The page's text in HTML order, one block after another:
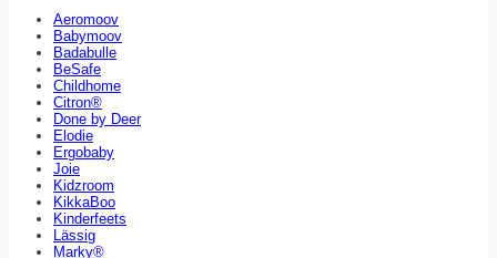
Aeromoov
Babymoov
Badabulle
BeSafe
Childhome
Citron®
Done by Deer
Elodie
Ergobaby
Joie
Kidzroom
KikkaBoo
Kinderfeets
Lässig
Marky®